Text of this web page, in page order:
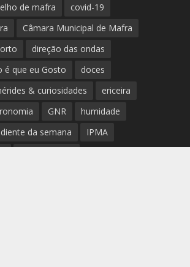
de mafra
covid-19
Câmara Municipal de Mafra
direção das ondas
é que eu Gosto
doces
& curiosidades
ericeira
GNR
humidade
da semana
IPMA